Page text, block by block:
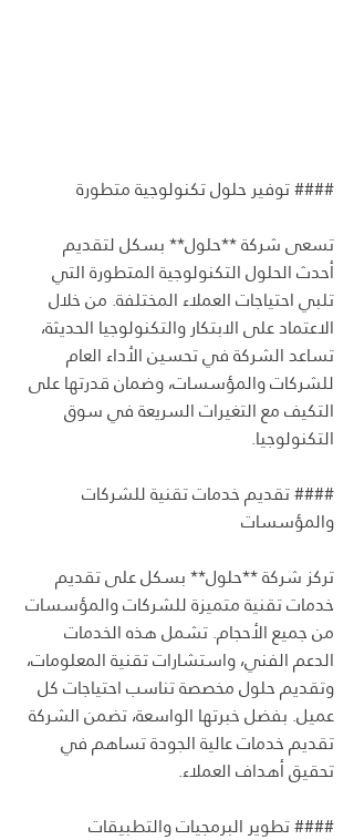
#### توفير حلول تكنولوجية متطورة
تسعى شركة **حلول** بسكل لتقديم
أحدث الحلول التكنولوجية المتطورة التي
تلبي احتياجات العملاء المختلفة. من خلال
الاعتماد على الابتكار والتكنولوجيا الحديثة،
تساعد الشركة في تحسين الأداء العام
للشركات والمؤسسات، وضمان قدرتها على
التكيف مع التغيرات السريعة في سوق
التكنولوجيا.
#### تقديم خدمات تقنية للشركات
والمؤسسات
تركز شركة **حلول** بسكل على تقديم
خدمات تقنية متميزة للشركات والمؤسسات
من جميع الأحجام. تشمل هذه الخدمات
الدعم الفني، واستشارات تقنية المعلومات،
وتقديم حلول مخصصة تناسب احتياجات كل
عميل. بفضل خبرتها الواسعة، تضمن الشركة
تقديم خدمات عالية الجودة تساهم في
تحقيق أهداف العملاء.
#### تطوير البرمجيات والتطبيقات